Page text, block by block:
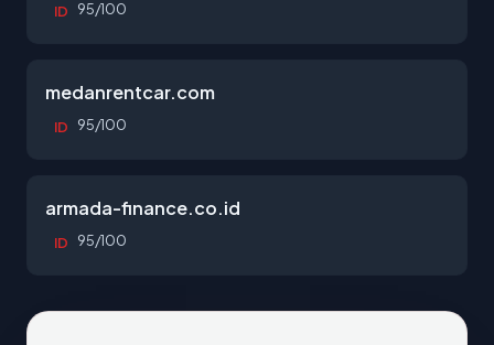
ID 95/100
medanrentcar.com
ID 95/100
armada-finance.co.id
ID 95/100